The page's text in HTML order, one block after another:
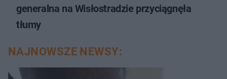
generalna na Wisłostradzie przyciągnęła
tłumy
NAJNOWSZE NEWSY: